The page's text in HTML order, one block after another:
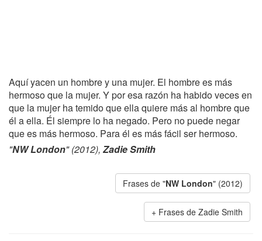
Aquí yacen un hombre y una mujer. El hombre es más
hermoso que la mujer. Y por esa razón ha habido veces en
que la mujer ha temido que ella quiere más al hombre que
él a ella. Él siempre lo ha negado. Pero no puede negar
que es más hermoso. Para él es más fácil ser hermoso.
"NW London" (2012), Zadie Smith
Frases de "NW London" (2012)
Frases de Zadie Smith